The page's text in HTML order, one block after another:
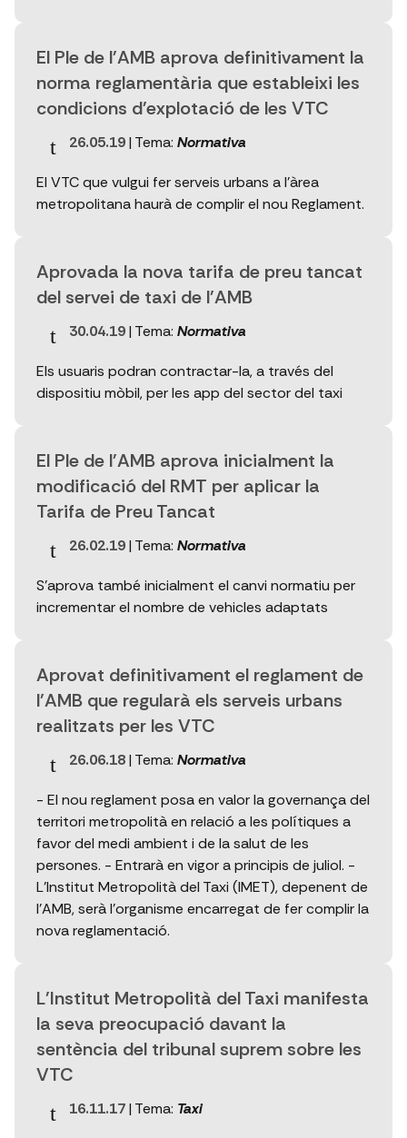
El Ple de l'AMB aprova definitivament la
norma reglamentària que estableixi les
condicions d'explotació de les VTC
26.05.19| Tema: Normativa
El VTC que vulgui fer serveis urbans a l'àrea
metropolitana haurà de complir el nou Reglament.
Aprovada la nova tarifa de preu tancat
del servei de taxi de l'AMB
30.04.19| Tema: Normativa
Els usuaris podran contractar-la, a través del
dispositiu mòbil, per les app del sector del taxi
El Ple de l'AMB aprova inicialment la
modificació del RMT per aplicar la
Tarifa de Preu Tancat
26.02.19| Tema: Normativa
S'aprova també inicialment el canvi normatiu per
incrementar el nombre de vehicles adaptats
Aprovat definitivament el reglament de
l'AMB que regularà els serveis urbans
realitzats per les VTC
26.06.18| Tema: Normativa
- El nou reglament posa en valor la governança del
territori metropolità en relació a les polítiques a
favor del medi ambient i de la salut de les
persones. - Entrarà en vigor a principis de juliol. -
L'Institut Metropolità del Taxi (IMET), depenent de
l'AMB, serà l'organisme encarregat de fer complir la
nova reglamentació.
L'Institut Metropolità del Taxi manifesta
la seva preocupació davant la
sentència del tribunal suprem sobre les
VTC
16.11.17| Tema: Taxi